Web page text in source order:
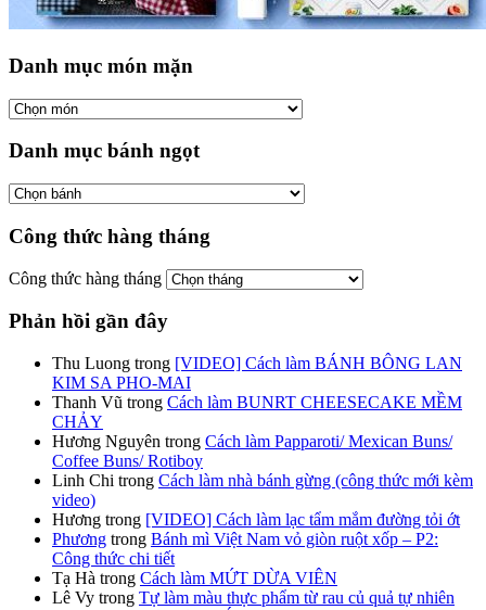
Danh mục món mặn
Danh mục bánh ngọt
Công thức hàng tháng
Công thức hàng tháng
Phản hồi gần đây
Thu Luong trong [VIDEO] Cách làm BÁNH BÔNG LAN
KIM SA PHO-MAI
Thanh Vũ trong Cách làm BUNRT CHEESECAKE MỀM
CHẢY
Hương Nguyên trong Cách làm Papparoti/ Mexican Buns/
Coffee Buns/ Rotiboy
Linh Chi trong Cách làm nhà bánh gừng (công thức mới kèm
video)
Hương trong [VIDEO] Cách làm lạc tẩm mắm đường tỏi ớt
Phương trong Bánh mì Việt Nam vỏ giòn ruột xốp – P2:
Công thức chi tiết
Tạ Hà trong Cách làm MỨT DỪA VIÊN
Lê Vy trong Tự làm màu thực phẩm từ rau củ quả tự nhiên